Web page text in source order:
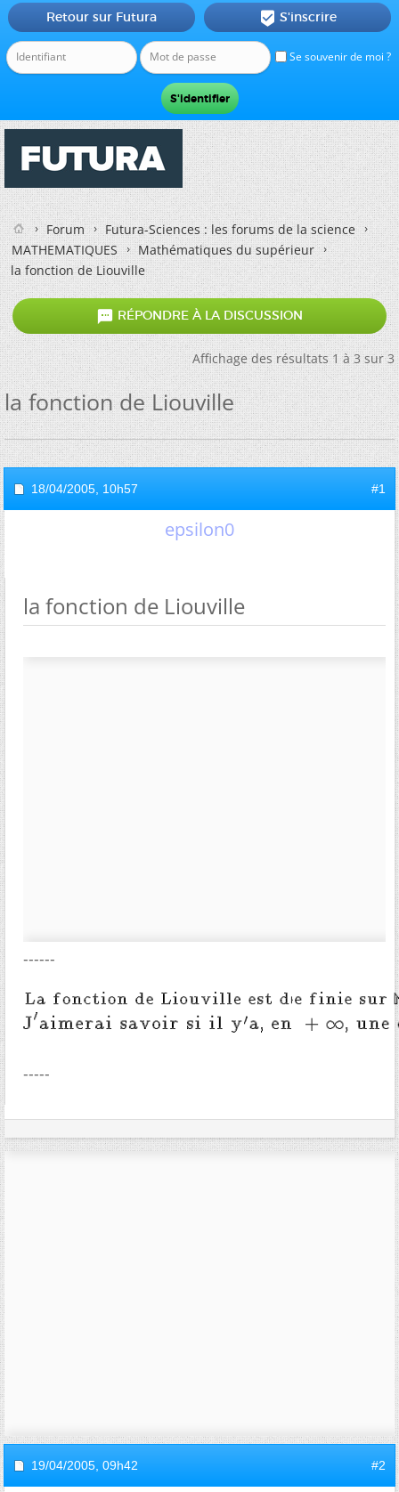
Se souvenir de moi ?
Retour sur Futura  S'inscrire
Forum
Futura-Sciences : les forums de la science
MATHEMATIQUES
Mathématiques du supérieur
la fonction de Liouville
 RÉPONDRE À LA DISCUSSION
Affichage des résultats 1 à 3 sur 3
la fonction de Liouville
18/04/2005, 10h57 #1
epsilon0
la fonction de Liouville
------
-----
19/04/2005, 09h42 #2